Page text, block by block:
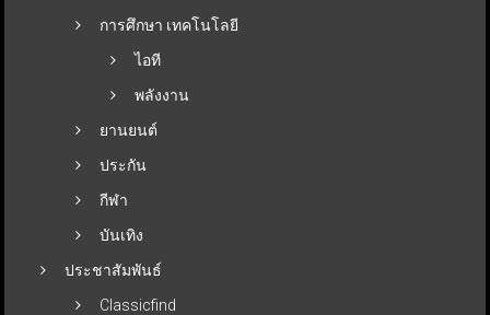
การศึกษา เทคโนโลยี
ไอที
พลังงาน
ยานยนต์
ประกัน
กีฬา
บันเทิง
ประชาสัมพันธ์
Classicfind